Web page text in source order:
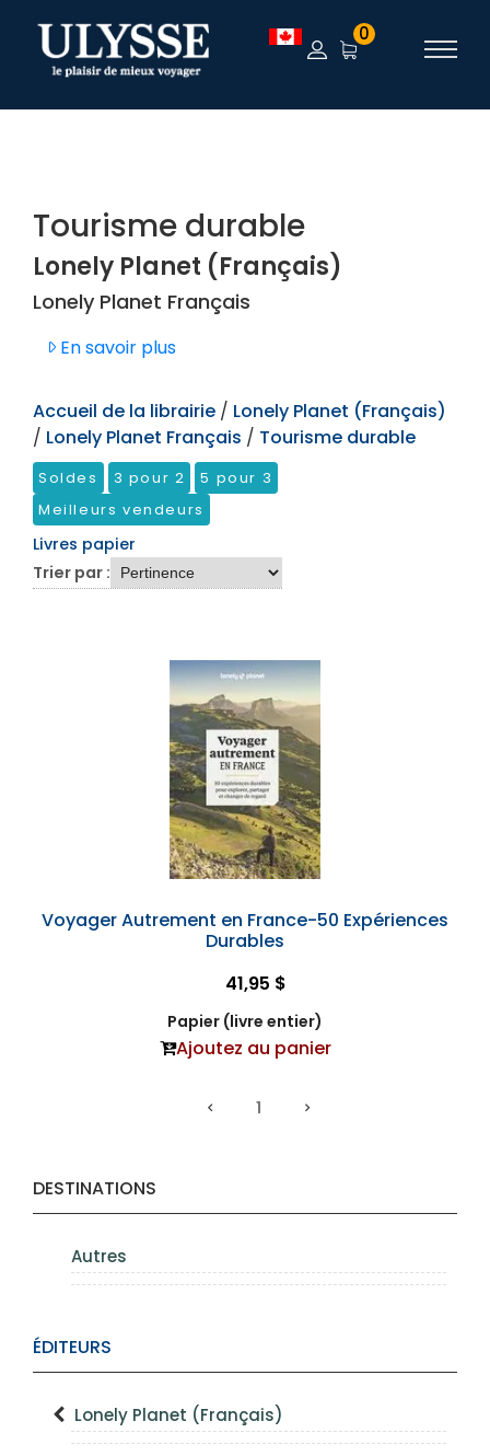
TEST 0
DESTINATIONS
Autres
ÉDITEURS
Lonely Planet (Français)
Tourisme durable
Lonely Planet (Français)
Lonely Planet Français
En savoir plus
Accueil de la librairie / Lonely Planet (Français)
/ Lonely Planet Français / Tourisme durable
Soldes 3 pour 2
5 pour 3
Meilleurs vendeurs
Livres papier
Trier par :
Voyager Autrement en France-50 Expériences
Durables
41,95 $
Papier (livre entier)
Ajoutez au panier
1